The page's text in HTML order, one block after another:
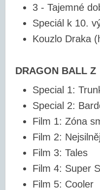
3 - Tajemné
Speciál k 10.
Kouzlo Draka
DRAGON BALL Z
Special 1:
Special 2:
Film 1: Zóna
Film 2:
Film 3: Tales
Film 4: Super
Film 5: Cooler